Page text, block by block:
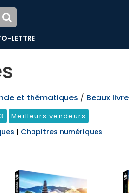
LETTRE
et thématiques / Beaux
Meilleurs vendeurs
| Chapitres numériques